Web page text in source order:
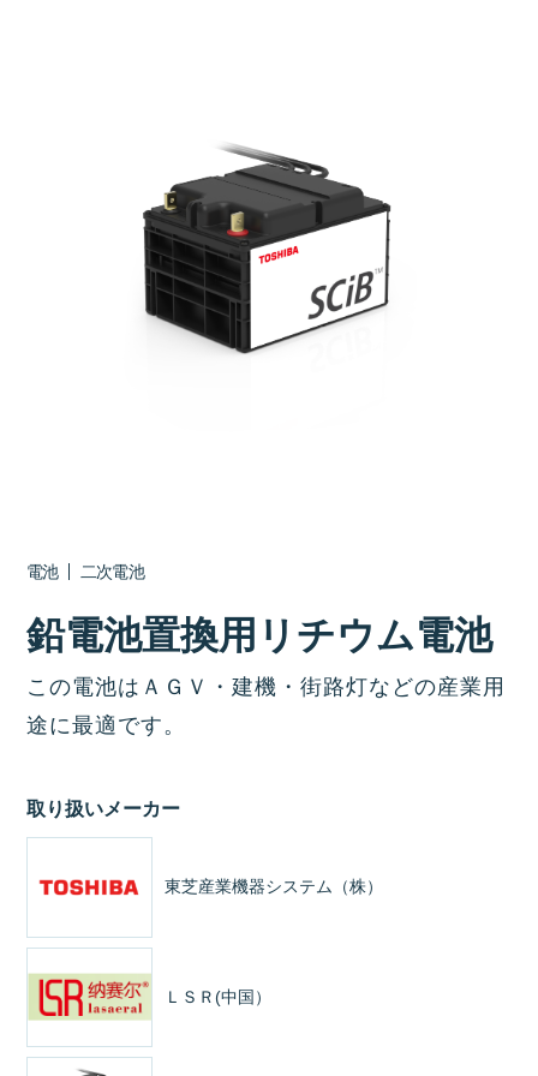
電池 二次電池
鉛電池置換用リチウム電池
この電池はＡＧＶ・建機・街路灯などの産業用
途に最適です。
取り扱いメーカー
東芝産業機器システム（株）
ＬＳＲ(中国）